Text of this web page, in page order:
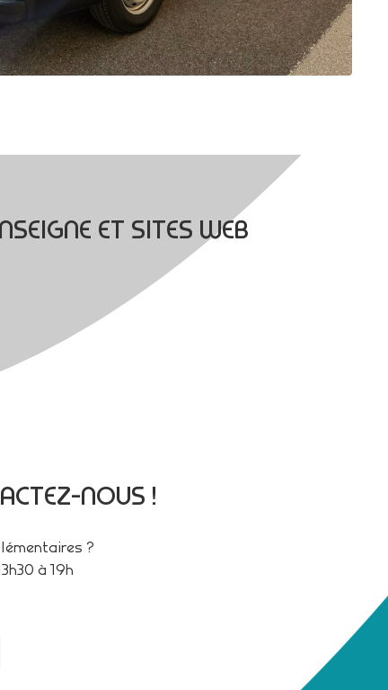
ET SITES WEB
NOUS !
?
à 19h